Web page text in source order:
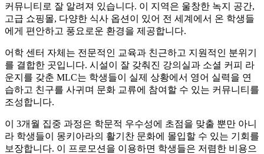
커뮤니티로 잘 알려져 있습니다. 이 지역은 울창한 녹지 공간,
고급 쇼핑몰, 다양한 식사 옵션이 있어 전 세계에서 온 학생들
에게 편안하고 풍요로운 환경을 제공합니다.
어학 센터 자체는 전문적인 교육과 친근하고 지원적인 분위기
를 결합한 곳입니다. 시설이 잘 갖춰진 강의실과 소셜 커피 라
운지를 갖춘 MLC는 학생들이 실제 상황에서 영어 실력을 연
습하고 친구를 사귀며 문화 교류에 참여할 수 있는 커뮤니티를
조성합니다.
이 3개월 집중 과정은 학문적 우수성에 초점을 맞출 뿐만 아니
라 학생들이 몽키아라의 활기찬 문화에 몰입할 수 있는 기회를
보장합니다. 이 프로모션을 이용하면 학생들은 저렴한 비용으